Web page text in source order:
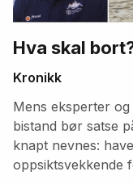
Hva skal
Kronikk
Mens eksperter
bistand bør satse
knapt nevnes:
oppsiktsvekkende